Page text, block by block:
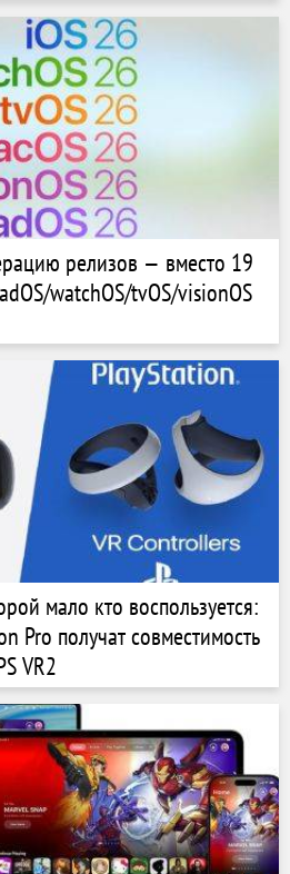
релизов — вместо 19
watchOS/tvOS/visionOS
мало кто воспользуется:
Pro получат совместимость
VR2